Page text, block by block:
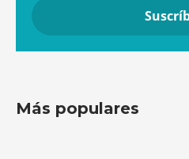
Más populares